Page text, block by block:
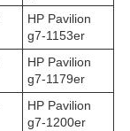
HP Pavilion
g7-1153er
HP Pavilion
g7-1179er
HP Pavilion
g7-1200er